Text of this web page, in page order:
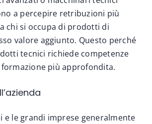
a percepire retribuzioni più
chi si occupa di prodotti di
valore aggiunto. Questo perché
tecnici richiede competenze
formazione più approfondita.
e le grandi imprese generalmente